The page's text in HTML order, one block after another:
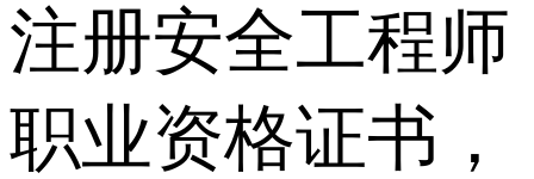
注册安全工程师
职业资格证书，